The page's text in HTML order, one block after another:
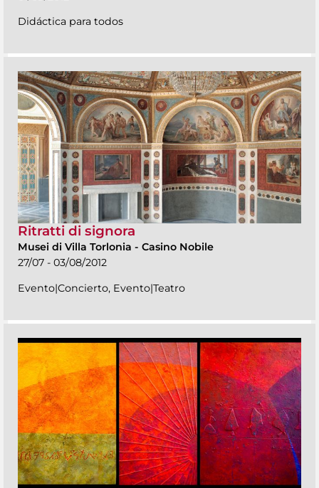
Didáctica para todos
Ritratti di signora
Musei di Villa Torlonia - Casino Nobile
27/07 - 03/08/2012
Evento|Concierto, Evento|Teatro